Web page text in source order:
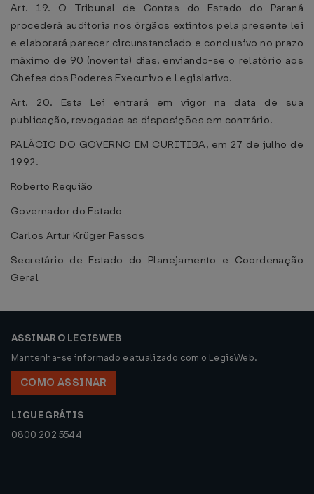
Art. 19. O Tribunal de Contas do Estado do Paraná
procederá auditoria nos órgãos extintos pela presente lei
e elaborará parecer circunstanciado e conclusivo no prazo
máximo de 90 (noventa) dias, enviando-se o relatório aos
Chefes dos Poderes Executivo e Legislativo.
Art. 20. Esta Lei entrará em vigor na data de sua
publicação, revogadas as disposições em contrário.
PALÁCIO DO GOVERNO EM CURITIBA, em 27 de julho de
1992.
Roberto Requião
Governador do Estado
Carlos Artur Krüger Passos
Secretário de Estado do Planejamento e Coordenação
Geral
ASSINAR O LEGISWEB
Mantenha-se informado e atualizado com o LegisWeb.
COMO ASSINAR
LIGUE GRÁTIS
0800 202 5544